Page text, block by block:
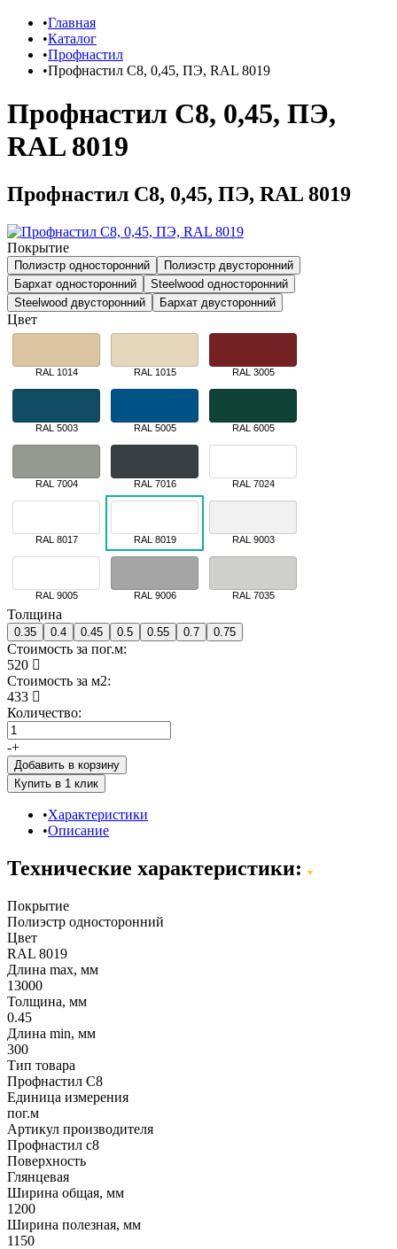
Главная
Каталог
Профнастил
Профнастил С8, 0,45, ПЭ, RAL 8019
Профнастил С8, 0,45, ПЭ,
RAL 8019
Профнастил С8, 0,45, ПЭ, RAL 8019
Покрытие
Полиэстр односторонний
Полиэстр двусторонний
Бархат односторонний
Steelwood односторонний
Steelwood двусторонний
Бархат двусторонний
Цвет
RAL 1014 RAL 1015 RAL 3005
RAL 5003 RAL 5005 RAL 6005
RAL 7004 RAL 7016 RAL 7024
RAL 8017 RAL 8019 RAL 9003
RAL 9005 RAL 9006 RAL 7035
Толщина
0.35 0.4 0.45 0.5 0.55 0.7 0.75
Стоимость за пог.м:
520
Стоимость за м2:
433
Количество:
-+
Добавить в корзину
Характеристики
Описание
Технические характеристики:
Покрытие
Полиэстр односторонний
Цвет
RAL 8019
Длина max, мм
13000
Толщина, мм
0.45
Длина min, мм
300
Тип товара
Профнастил С8
Единица измерения
пог.м
Артикул производителя
Профнастил с8
Поверхность
Глянцевая
Ширина общая, мм
1200
Ширина полезная, мм
1150